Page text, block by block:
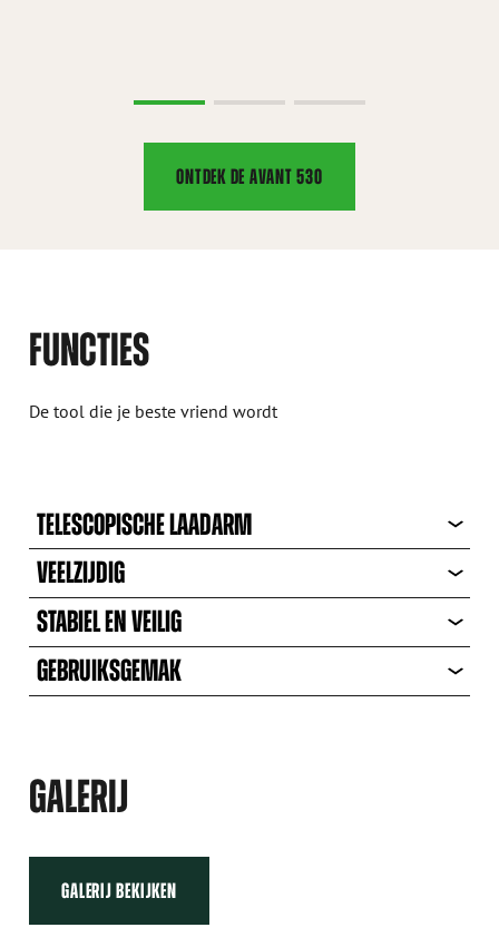
ONTDEK DE AVANT 530
FUNCTIES
De tool die je beste vriend wordt
TELESCOPISCHE LAADARM
VEELZIJDIG
STABIEL EN VEILIG
GEBRUIKSGEMAK
GALERIJ
GALERIJ BEKIJKEN